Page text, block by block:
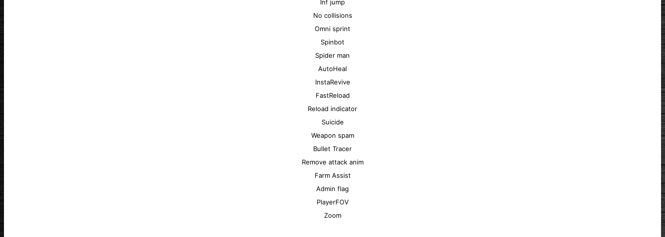
Inf jump
No collisions
Omni sprint
Spinbot
Spider man
AutoHeal
InstaRevive
FastReload
Reload indicator
Suicide
Weapon spam
Bullet Tracer
Remove attack anim
Farm Assist
Admin flag
PlayerFOV
Zoom